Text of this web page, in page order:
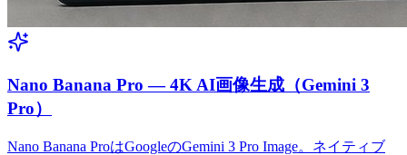
Nano Banana Pro — 4K AI画像生成（Gemini 3
Pro）
Nano Banana ProはGoogleのGemini 3 Pro Image。ネイティブ